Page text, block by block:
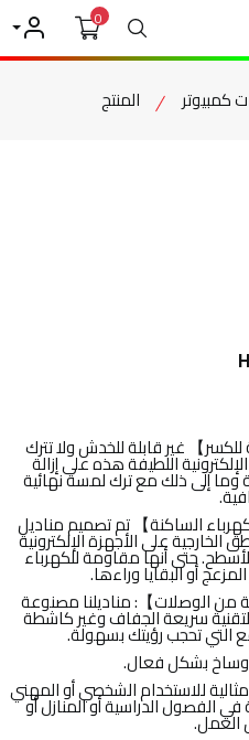
بحث0
حسابي
كمبيوتر المنتج
】 غير قابلة للخدش ولا تترك
اللطيفة هذه على إزالة
وما إلى ذلك مع ترك لمسة نهائية
الساكنة】 تم تصميم مناديل
الخارجية على الأجهزة الإلكترونية
حتى أنها مقاومة للكهرباء
أو البقايا وراءها.
من الوصلات】: مناديلنا مصنوعة
سريعة الجفاف وغير كاشطة
التي تحجب رؤيتك بسهولة.
بشكل فعال.
مثالية للاستخدام الشخصي أو المهني
الفصول الدراسية أو المنازل أو